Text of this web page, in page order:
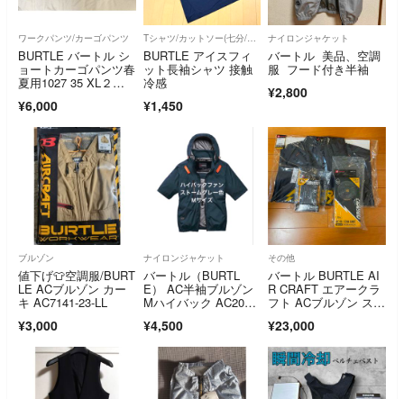
ワークパンツ/カーゴパンツ
BURTLE バートル シ
ョートカーゴパンツ春
夏用1027 35 XL２枚
¥6,000
Tシャツ/カットソー(七分/長袖)
BURTLE アイスフィ
ット長袖シャツ 接触
冷感
¥1,450
ナイロンジャケット
バートル 美品、空調
服 フード付き半袖
¥2,800
ブルゾン
値下げ👕空調服/BURT
LE ACブルゾン カー
キ AC7141-23-LL
¥3,000
ナイロンジャケット
バートル（BURTL
E） AC半袖ブルゾン
Mハイバック AC2096
¥4,500
その他
バートル BURTLE AI
R CRAFT エアークラ
フト ACブルゾン スト
ニット バッテリー
¥23,000